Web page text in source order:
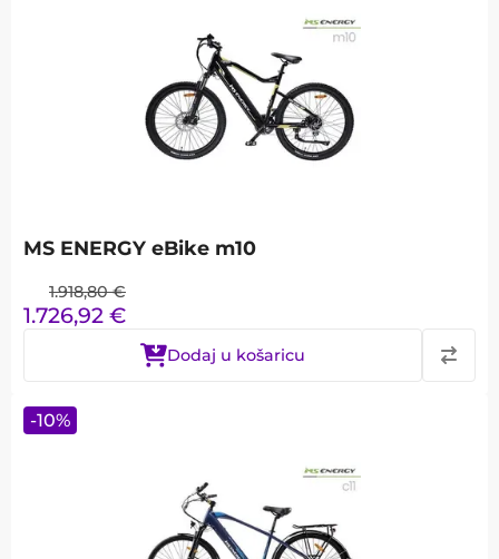
MS ENERGY eBike m10
1.918,80 €
1.726,92 €
Dodaj u košaricu
-10%